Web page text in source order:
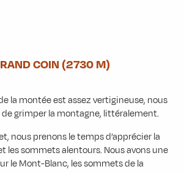
COIN (2730 M)
la montée est assez vertigineuse, nous
de grimper la montagne, littéralement.
nous prenons le temps d’apprécier la
les sommets alentours. Nous avons une
le Mont-Blanc, les sommets de la